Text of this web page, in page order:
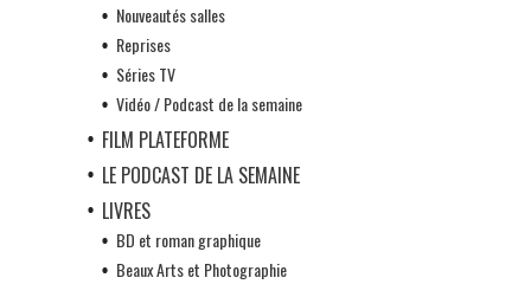
Nouveautés salles
Reprises
Séries TV
Vidéo / Podcast de la semaine
FILM PLATEFORME
LE PODCAST DE LA SEMAINE
LIVRES
BD et roman graphique
Beaux Arts et Photographie